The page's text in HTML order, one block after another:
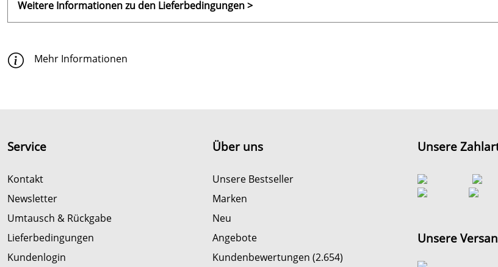
Weitere Informationen zu den Lieferbedingungen >
Mehr Informationen
Service
Kontakt
Newsletter
Umtausch & Rückgabe
Lieferbedingungen
Kundenlogin
Über uns
Unsere Bestseller
Marken
Neu
Angebote
Kundenbewertungen (2.654)
Unsere
Unsere